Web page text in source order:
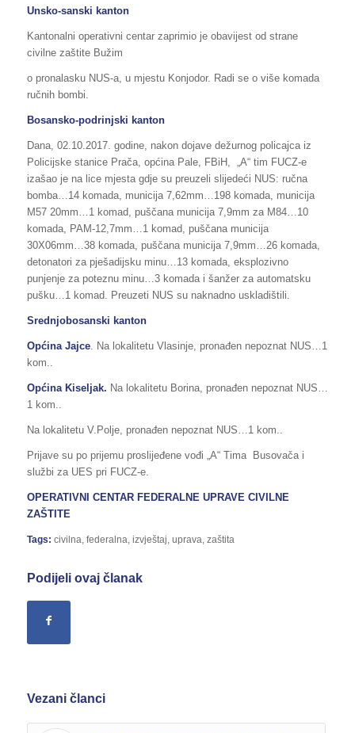
Unsko-sanski kanton
Kantonalni operativni centar zaprimio je obavijest od strane
civilne zaštite Bužim
o pronalasku NUS-a, u mjestu Konjodor. Radi se o više komada
ručnih bombi.
Bosansko-podrinjski kanton
Dana, 02.10.2017. godine, nakon dojave dežurnog policajca iz
Policijske stanice Prača, općina Pale, FBiH, „A“ tim FUCZ-e
izašao je na lice mjesta gdje su preuzeli slijedeći NUS: ručna
bomba…14 komada, municija 7,62mm…198 komada, municija
M57 20mm…1 komad, puščana municija 7,9mm za M84…10
komada, PAM-12,7mm…1 komad, puščana municija
30X06mm…38 komada, puščana municija 7,9mm…26 komada,
detonatori za pješadijsku minu…13 komada, eksplozivno
punjenje za poteznu minu…3 komada i šanžer za automatsku
pušku…1 komad. Preuzeti NUS su naknadno uskladištili.
Srednjobosanski kanton
Općina Jajce. Na lokalitetu Vlasinje, pronađen nepoznat NUS…1
kom..
Općina Kiseljak. Na lokalitetu Borina, pronađen nepoznat NUS…
1 kom..
Na lokalitetu V.Polje, pronađen nepoznat NUS…1 kom..
Prijave su po prijemu proslijeđene vođi „A“ Tima Busovača i
službi za UES pri FUCZ-e.
OPERATIVNI CENTAR FEDERALNE UPRAVE CIVILNE
ZAŠTITE
Tags: civilna federalna izvještaj uprava zaštita
Podijeli ovaj članak
Vezani članci